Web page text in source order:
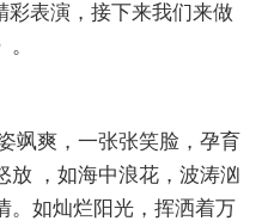
彩表演，接下来我们来做
飒爽，一张张笑脸，孕育
放 ，如海中浪花，波涛汹
。如灿烂阳光，挥洒着万